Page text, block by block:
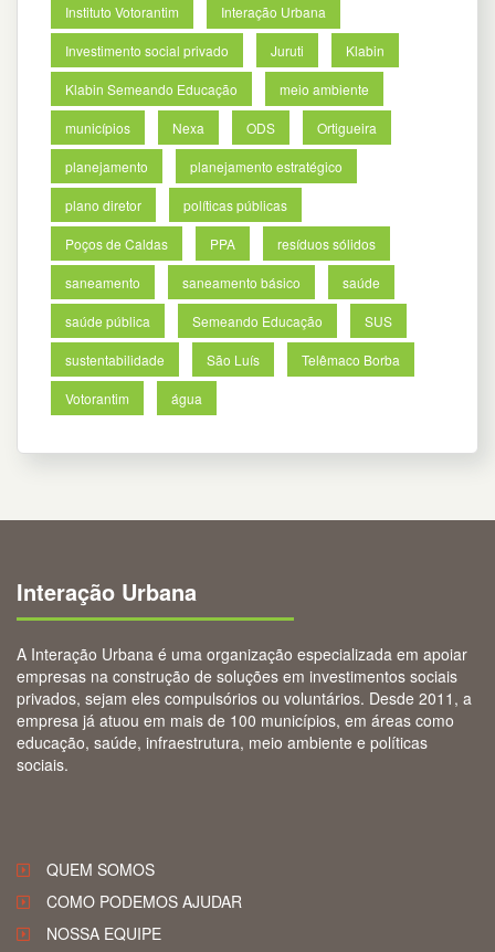
Instituto Votorantim Interação Urbana
Investimento social privado Juruti Klabin
Klabin Semeando Educação meio ambiente
municípios Nexa ODS Ortigueira
planejamento planejamento estratégico
plano diretor políticas públicas
Poços de Caldas PPA resíduos sólidos
saneamento saneamento básico saúde
saúde pública Semeando Educação SUS
sustentabilidade São Luís Telêmaco Borba
Votorantim água
Interação Urbana
A Interação Urbana é uma organização especializada em apoiar
empresas na construção de soluções em investimentos sociais
privados, sejam eles compulsórios ou voluntários. Desde 2011, a
empresa já atuou em mais de 100 municípios, em áreas como
educação, saúde, infraestrutura, meio ambiente e políticas
sociais.
QUEM SOMOS
COMO PODEMOS AJUDAR
NOSSA EQUIPE